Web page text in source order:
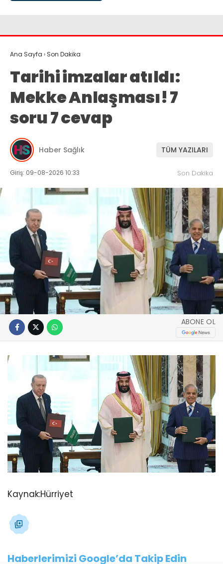
Ana Sayfa › Son Dakika
Tarihi imzalar atıldı:
Mekke Anlaşması! 7
soru 7 cevap
Haber Sağlık TÜM YAZILARI
Giriş: 09-08-2026 10:33 Son Dakika
ABONE OL
Kaynak:Hürriyet
Haberlerimizi Google’da Takip Edin